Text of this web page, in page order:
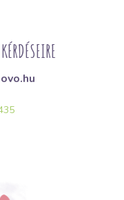
hűvösebb időre.
kabátokhoz és
250 és 350
ajánlott, a 300